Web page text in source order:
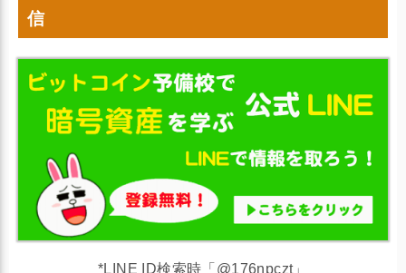
信
*LINE ID検索時「@176npczt」